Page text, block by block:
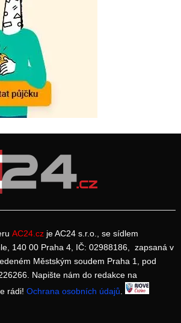
AC24.cz je AC24 s.r.o., se sídlem
140 00 Praha 4, IČ: 02988186, zapsaná v
Městským soudem Praha 1, pod
Napište nám do redakce na
rádi! Ochrana osobních údajů.